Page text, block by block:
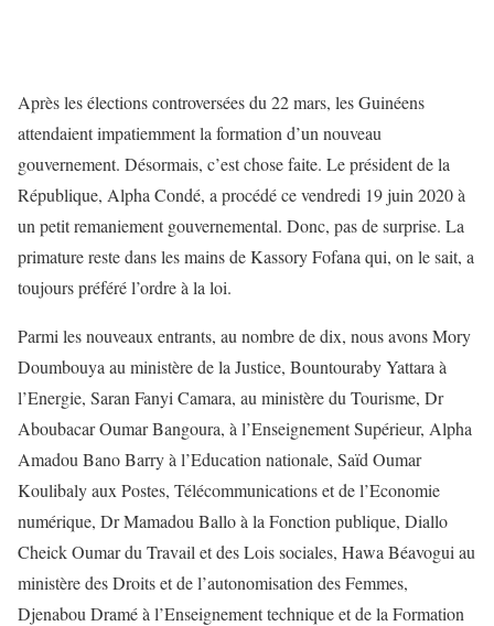
Après les élections controversées du 22 mars, les Guinéens
attendaient impatiemment la formation d’un nouveau
gouvernement. Désormais, c’est chose faite. Le président de la
République, Alpha Condé, a procédé ce vendredi 19 juin 2020 à
un petit remaniement gouvernemental. Donc, pas de surprise. La
primature reste dans les mains de Kassory Fofana qui, on le sait, a
toujours préféré l’ordre à la loi.
Parmi les nouveaux entrants, au nombre de dix, nous avons Mory
Doumbouya au ministère de la Justice, Bountouraby Yattara à
l’Energie, Saran Fanyi Camara, au ministère du Tourisme, Dr
Aboubacar Oumar Bangoura, à l’Enseignement Supérieur, Alpha
Amadou Bano Barry à l’Education nationale, Saïd Oumar
Koulibaly aux Postes, Télécommunications et de l’Economie
numérique, Dr Mamadou Ballo à la Fonction publique, Diallo
Cheick Oumar du Travail et des Lois sociales, Hawa Béavogui au
ministère des Droits et de l’autonomisation des Femmes,
Djenabou Dramé à l’Enseignement technique et de la Formation